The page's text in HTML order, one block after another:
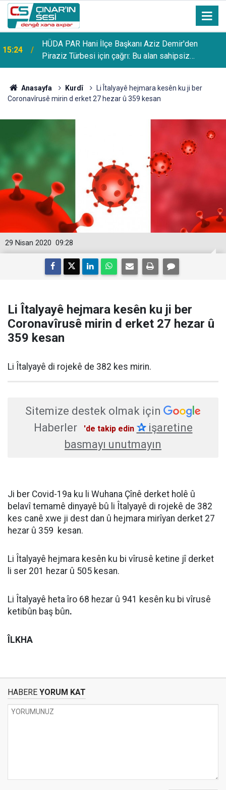
15:24
HÜDA PAR Hani İlçe Başkanı Aziz Demir'den
Piraziz Türbesi için çağrı: Bu alan sahipsiz
bırakılmamalı
Anasayfa Kurdî
Li Îtalyayê hejmara kesên ku ji ber
Coronavîrusê mirin d erket 27 hezar û 359 kesan
09:28
29 Nisan 2020
Li Îtalyayê hejmara kesên ku ji ber
Coronavîrusê mirin d erket 27 hezar û
359 kesan
Li Îtalyayê di rojekê de 382 kes mirin.
Sitemize destek olmak için
Haberler
'de takip edin ✰işaretine
basmayı unutmayın
Ji ber Covid-19a ku li Wuhana Çînê derket holê û
belavî temamê dinyayê bû li Îtalyayê di rojekê de 382
kes canê xwe ji dest dan û hejmara mirîyan derket 27
hezar û 359 kesan.
Li Îtalyayê hejmara kesên ku bi vîrusê ketine jî derket
li ser 201 hezar û 505 kesan.
Li Îtalyayê heta îro 68 hezar û 941 kesên ku bi vîrusê
ketibûn baş bûn.
ÎLKHA
HABERE YORUM KAT